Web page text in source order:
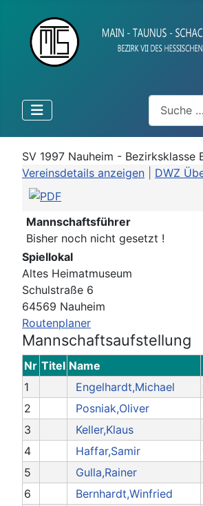
Suchen
SV 1997 Nauheim - Bezirksklasse
Vereinsdetails anzeigen
DWZ
Mannschaftsführer
Bisher noch nicht gesetzt !
Spiellokal
Altes Heimatmuseum
Schulstraße 6
64569 Nauheim
Routenplaner
Mannschaftsaufstellung
Nr Titel Name
1
Engelhardt,Michael
2
Posniak,Oliver
3
Keller,Klaus
4
Haffar,Samir
5
Gulla,Rainer
6
Bernhardt,Winfried